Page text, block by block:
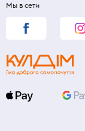
Мы в сети